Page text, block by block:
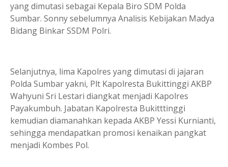
yang dimutasi sebagai Kepala Biro SDM Polda
Sumbar. Sonny sebelumnya Analisis Kebijakan Madya
Bidang Binkar SSDM Polri.
Selanjutnya, lima Ka­polres yang dimutasi di jajaran
Polda Sumbar yakni, Plt Kapolresta Bukittinggi AKBP
Wahyuni Sri Lestari diangkat menjadi Kapolres
Payakumbuh. Jabatan Ka­polresta Bukitttinggi
kemudian diamanahkan kepada AKBP Yessi Kurnianti,
sehingga mendapatkan promosi kenaikan pangkat
menjadi Kombes Pol.